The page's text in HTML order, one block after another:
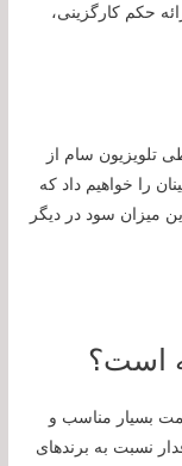
حکم کارگزینی،
خرید اقساطی تلویزیون سام از
را خواهیم داد که
میزان سود در دیگر
است؟
بسیار مناسب و
نسبت به برندهای